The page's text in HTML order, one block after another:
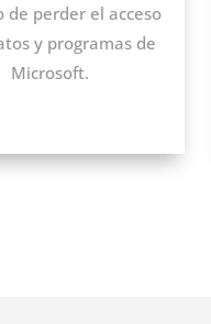
de perder el acceso
y programas de
Microsoft.